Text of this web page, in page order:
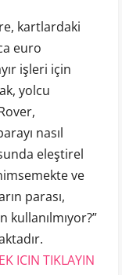
kartlardaki
euro
işleri için
yolcu
nasıl
eleştirel
ve
parası,
kullanılmıyor?”
ICIN TIKLAYIN